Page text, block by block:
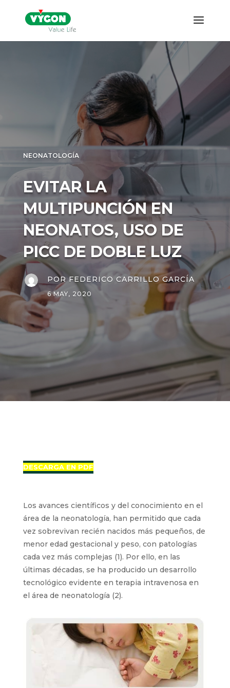
NEONATOLOGÍA
EVITAR LA
MULTIPUNCIÓN EN
NEONATOS, USO DE
PICC DE DOBLE LUZ
PORFEDERICO CARRILLO GARCÍA
6 MAY, 2020
DESCARGA EN PDF
Los avances científicos y del conocimiento en el
área de la neonatología, han permitido que cada
vez sobrevivan recién nacidos más pequeños, de
menor edad gestacional y peso, con patologías
cada vez más complejas (1). Por ello, en las
últimas décadas, se ha producido un desarrollo
tecnológico evidente en terapia intravenosa en
el área de neonatología (2).